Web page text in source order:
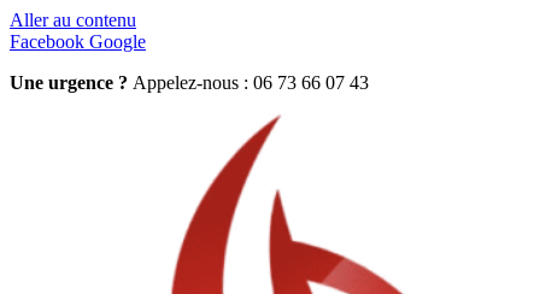
Aller au contenu
Facebook Google
Une urgence ? Appelez-nous : 06 73 66 07 43